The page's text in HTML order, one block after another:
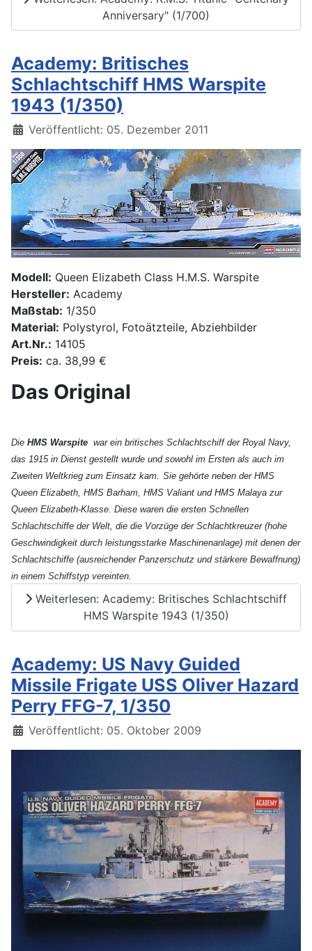
Anniversary" (1/700)
Academy: Britisches
Schlachtschiff HMS Warspite
1943 (1/350)
Details
Veröffentlicht: 05. Dezember 2011
Modell: Queen Elizabeth Class H.M.S. Warspite
Hersteller: Academy
Maßstab: 1/350
Material: Polystyrol, Fotoätzteile, Abziehbilder
Art.Nr.: 14105
Preis: ca. 38,99 €
Das Original
Die HMS Warspite war ein britisches Schlachtschiffder Royal Navy,
das 1915 in Dienst gestellt wurde und sowohl im Ersten als auch im
Zweiten Weltkrieg zum Einsatz kam. Sie gehörte neben der HMS
Queen Elizabeth , HMS Barham , HMS Valiant und HMS Malaya zur
Queen Elizabeth-Klasse . Diese waren die ersten Schnellen
Schlachtschiffe der Welt, die die Vorzüge der Schlachtkreuzer(hohe
Geschwindigkeit durch leistungsstarke Maschinenanlage) mit denen der
Schlachtschiffe (ausreichender Panzerschutz und stärkere Bewaffnung)
in einem Schiffstyp vereinten.
Weiterlesen: Academy: Britisches Schlachtschiff
HMS Warspite 1943 (1/350)
Academy: US Navy Guided
Missile Frigate USS Oliver Hazard
Perry FFG-7, 1/350
Details
Veröffentlicht: 05. Oktober 2009